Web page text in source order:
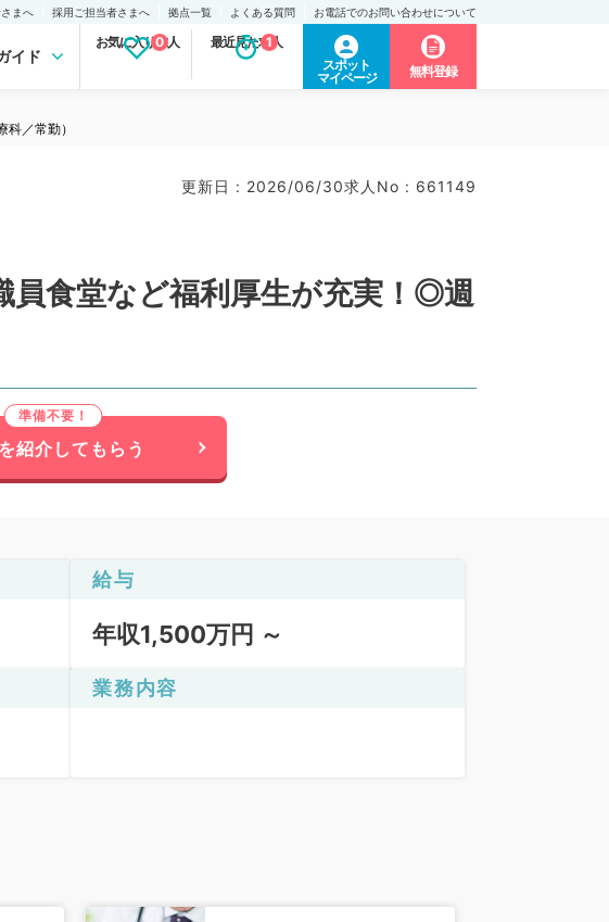
まへ 採用ご担当者さまへ 拠点一覧 よくある質問 お電話でのお問い合わせについて
イド
お気に入り求人
0 最近見た求人
1
スポット
マイページ
無料登録
／常勤）
更新日 : 2026/06/30求人No : 661149
員食堂など福利厚生が充実！◎週
紹介してもらう
給与
年収1,500万円 ～
業務内容